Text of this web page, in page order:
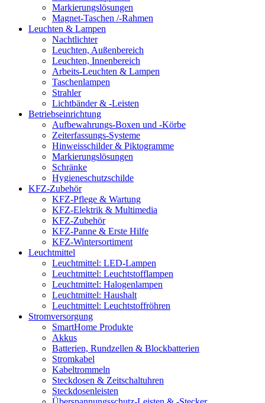
Markierungslösungen
Magnet-Taschen /-Rahmen
Leuchten & Lampen
Nachtlichter
Leuchten, Außenbereich
Leuchten, Innenbereich
Arbeits-Leuchten & Lampen
Taschenlampen
Strahler
Lichtbänder & -Leisten
Betriebseinrichtung
Aufbewahrungs-Boxen und -Körbe
Zeiterfassungs-Systeme
Hinweisschilder & Piktogramme
Markierungslösungen
Schränke
Hygieneschutzschilde
KFZ-Zubehör
KFZ-Pflege & Wartung
KFZ-Elektrik & Multimedia
KFZ-Zubehör
KFZ-Panne & Erste Hilfe
KFZ-Wintersortiment
Leuchtmittel
Leuchtmittel: LED-Lampen
Leuchtmittel: Leuchtstofflampen
Leuchtmittel: Halogenlampen
Leuchtmittel: Haushalt
Leuchtmittel: Leuchtstoffröhren
Stromversorgung
SmartHome Produkte
Akkus
Batterien, Rundzellen & Blockbatterien
Stromkabel
Kabeltrommeln
Steckdosen & Zeitschaltuhren
Steckdosenleisten